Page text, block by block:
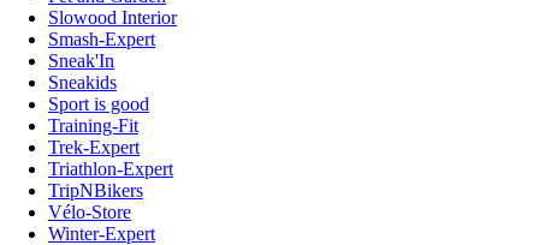
Slowood Interior
Smash-Expert
Sneak'In
Sneakids
Sport is good
Training-Fit
Trek-Expert
Triathlon-Expert
TripNBikers
Vélo-Store
Winter-Expert